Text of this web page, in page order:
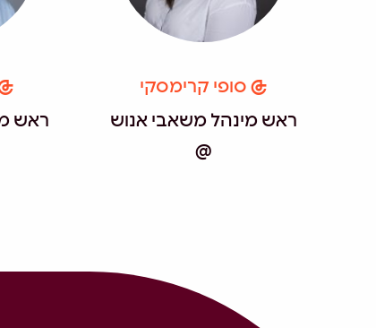
סופי קרימסקי
ראש מינהל משאבי אנוש
@
ראש